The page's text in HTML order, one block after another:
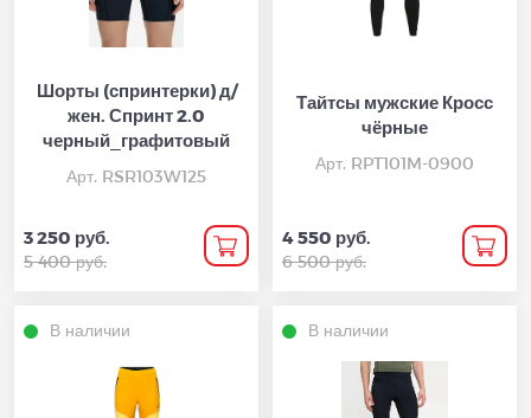
Шорты (спринтерки) д/
жен. Спринт 2.0
черный_графитовый
Арт. RSR103W125
3 250 руб.
5 400 руб.
Тайтсы мужские Кросс
чёрные
Арт. RPT101M-0900
4 550 руб.
6 500 руб.
В наличии В наличии